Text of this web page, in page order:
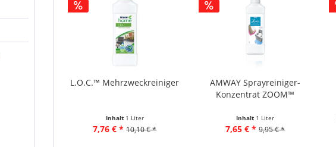
L.O.C.™ Mehrzweckreiniger
Inhalt 1 Liter
7,76 € * 10,10 € *
AMWAY Sprayreiniger-
Konzentrat ZOOM™
Inhalt 1 Liter
7,65 € * 9,95 € *